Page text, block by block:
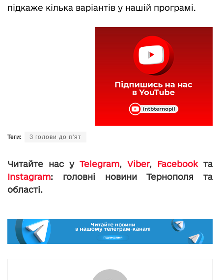
підкаже кілька варіантів у нашій програмі.
Теги: З голови до п'ят
Читайте нас у Telegram, Viber, Facebookта
Instagram: головні новини Тернополя та
області.